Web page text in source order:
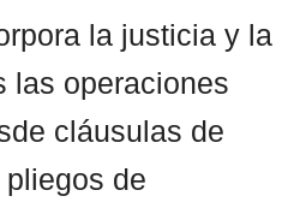
la justicia y la
las operaciones
cláusulas de
de